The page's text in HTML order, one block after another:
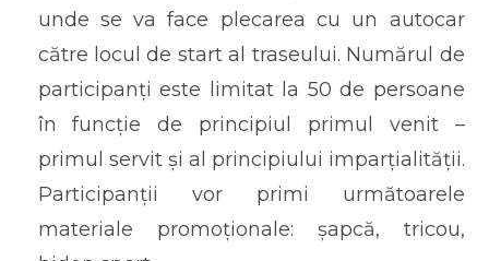
unde se va face plecarea cu un autocar
către locul de start al traseului. Numărul de
participanți este limitat la 50 de persoane
în funcție de principiul primul venit –
primul servit și al principiului imparțialității.
Participanții vor primi următoarele
materiale promoționale: șapcă, tricou,